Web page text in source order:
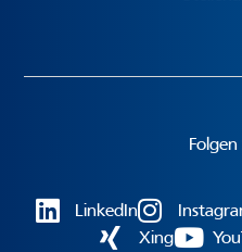
Folgen
LinkedIn
Xing